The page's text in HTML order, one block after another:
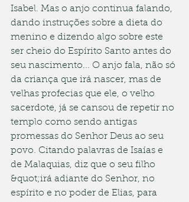
Isabel. Mas o anjo continua falando,
dando instruções sobre a dieta do
menino e dizendo algo sobre este
ser cheio do Espírito Santo antes do
seu nascimento... O anjo fala, não só
da criança que irá nascer, mas de
velhas profecias que ele, o velho
sacerdote, já se cansou de repetir no
templo como sendo antigas
promessas do Senhor Deus ao seu
povo. Citando palavras de Isaías e
de Malaquias, diz que o seu filho
&quot;irá adiante do Senhor, no
espírito e no poder de Elias, para